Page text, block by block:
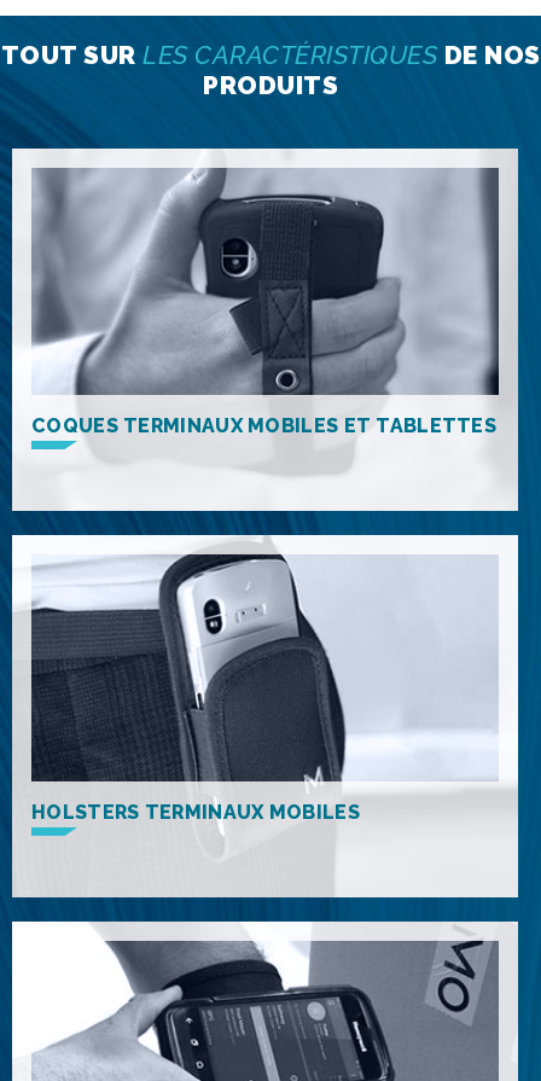
TOUT SUR LES CARACTÉRISTIQUESDE NOS
PRODUITS
COQUES TERMINAUX MOBILES ET TABLETTES
HOLSTERS TERMINAUX MOBILES